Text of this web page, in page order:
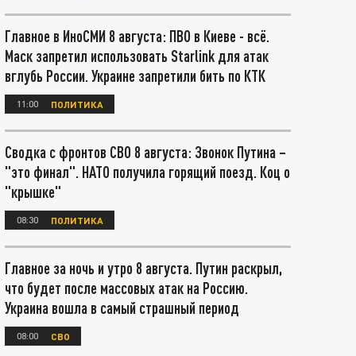
Главное в ИноСМИ 8 августа: ПВО в Киеве - всё.
Маск запретил использовать Starlink для атак
вглубь России. Украине запретили бить по КТК
11:00 ПОЛИТИКА
Сводка с фронтов СВО 8 августа: Звонок Путина –
"это финал". НАТО получила горящий поезд. Коц о
"крышке"
08:30 ПОЛИТИКА
Главное за ночь и утро 8 августа. Путин раскрыл,
что будет после массовых атак на Россию.
Украина вошла в самый страшный период
08:00 СВО